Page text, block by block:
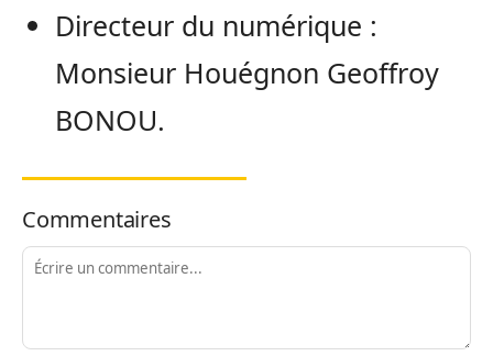
Directeur du numérique :
Monsieur Houégnon Geoffroy
BONOU.
Commentaires